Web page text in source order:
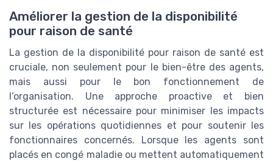
Améliorer la gestion de la disponibilité
pour raison de santé
La gestion de la disponibilité pour raison de santé est
cruciale, non seulement pour le bien-être des agents,
mais aussi pour le bon fonctionnement de
l’organisation. Une approche proactive et bien
structurée est nécessaire pour minimiser les impacts
sur les opérations quotidiennes et pour soutenir les
fonctionnaires concernés. Lorsque les agents sont
placés en congé maladie ou mettent automatiquement